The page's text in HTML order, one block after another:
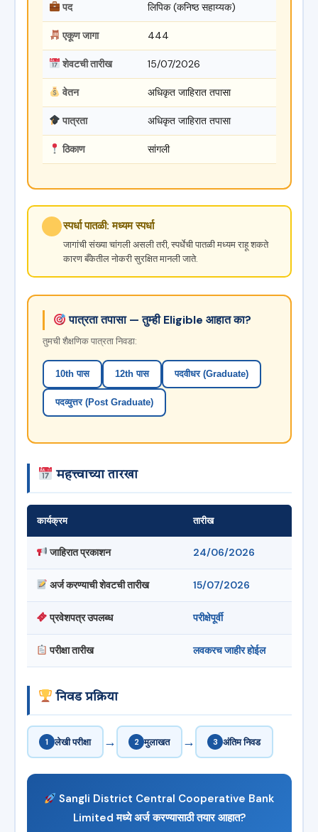
पद लिपिक (कनिष्ठ सहाय्यक)
एकूण जागा 444
शेवटची तारीख 15/07/2026
वेतन अधिकृत जाहिरात तपासा
पात्रता अधिकृत जाहिरात तपासा
ठिकाण सांगली
स्पर्धा पातळी: मध्यम स्पर्धा
जागांची संख्या चांगली असली तरी, स्पर्धेची पातळी मध्यम राहू शकते
कारण बँकेतील नोकरी सुरक्षित मानली जाते.
पात्रता तपासा — तुम्ही Eligible आहात का?
तुमची शैक्षणिक पात्रता निवडा:
10th पास 12th पास पदवीधर (Graduate)
पदव्युत्तर (Post Graduate)
महत्त्वाच्या तारखा
कार्यक्रम तारीख
जाहिरात प्रकाशन 24/06/2026
अर्ज करण्याची शेवटची तारीख 15/07/2026
प्रवेशपत्र उपलब्ध परीक्षेपूर्वी
परीक्षा तारीख लवकरच जाहीर होईल
निवड प्रक्रिया
1 लेखी परीक्षा → 2 मुलाखत → 3 अंतिम निवड
Sangli District Central Cooperative Bank
Limited मध्ये अर्ज करण्यासाठी तयार आहात?